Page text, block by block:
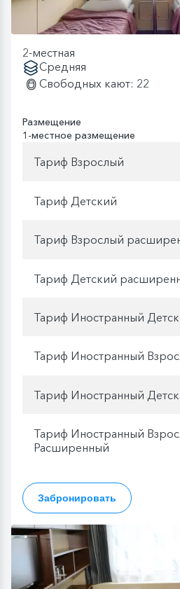
2-местная
Средняя
Свободных кают: 22
Размещение
1-местное размещение
Тариф Взрослый
Тариф Детский
Тариф Взрослый
Тариф Детский
Тариф Иностранный
Тариф Иностранный
Тариф Иностранный
Тариф Иностранный
Расширенный
Забронировать